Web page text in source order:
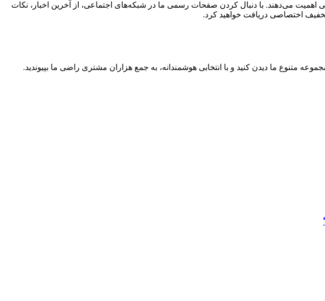
اهمیت می‌دهند. با دنبال کردن صفحات رسمی ما در شبکه‌های اجتماعی، از آخرین اخبار، نکات
اختصاصی دریافت خواهید کرد.
متنوع ما دیدن کنید و با انتخابی هوشمندانه، به جمع هزاران مشتری راضی ما بپیوندید.